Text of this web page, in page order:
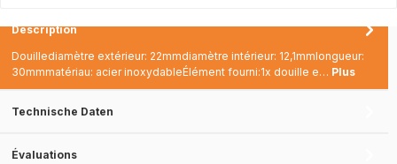
Description
Douillediamètre extérieur: 22mmdiamètre intérieur: 12,1mmlongueur:
30mmmatériau: acier inoxydableÉlément fourni:1x douille e… Plus
Technische Daten
Évaluations